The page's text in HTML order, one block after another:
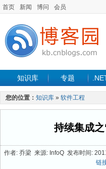
首页 新闻 博问 会员
知识库 专题
手机开发 软件工程
最新文章
您的位置： 知识库 » 软件工程
持续集成
作者: 乔梁 来源: InfoQ 发布时间:
链